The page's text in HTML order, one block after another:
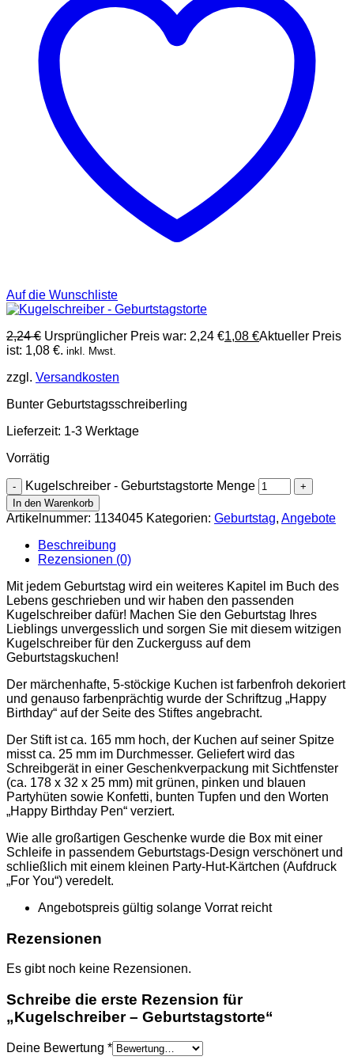
Auf die Wunschliste
2,24€ Ursprünglicher Preis war: 2,24 €1,08 €Aktueller Preis
ist: 1,08 €. inkl. Mwst.
zzgl. Versandkosten
Bunter Geburtstagsschreiberling
Lieferzeit: 1-3 Werktage
Vorrätig
Kugelschreiber - Geburtstagstorte Menge
In den Warenkorb
Artikelnummer: 1134045 Kategorien: Geburtstag, Angebote
Beschreibung
Rezensionen (0)
Mit jedem Geburtstag wird ein weiteres Kapitel im Buch des
Lebens geschrieben und wir haben den passenden
Kugelschreiber dafür! Machen Sie den Geburtstag Ihres
Lieblings unvergesslich und sorgen Sie mit diesem witzigen
Kugelschreiber für den Zuckerguss auf dem
Geburtstagskuchen!
Der märchenhafte, 5-stöckige Kuchen ist farbenfroh dekoriert
und genauso farbenprächtig wurde der Schriftzug „Happy
Birthday“ auf der Seite des Stiftes angebracht.
Der Stift ist ca. 165 mm hoch, der Kuchen auf seiner Spitze
misst ca. 25 mm im Durchmesser. Geliefert wird das
Schreibgerät in einer Geschenkverpackung mit Sichtfenster
(ca. 178 x 32 x 25 mm) mit grünen, pinken und blauen
Partyhüten sowie Konfetti, bunten Tupfen und den Worten
„Happy Birthday Pen“ verziert.
Wie alle großartigen Geschenke wurde die Box mit einer
Schleife in passendem Geburtstags-Design verschönert und
schließlich mit einem kleinen Party-Hut-Kärtchen (Aufdruck
„For You“) veredelt.
Angebotspreis gültig solange Vorrat reicht
Rezensionen
Es gibt noch keine Rezensionen.
Schreibe die erste Rezension für
„Kugelschreiber – Geburtstagstorte“
Deine Bewertung *